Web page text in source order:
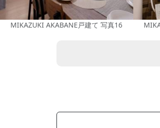
MIKAZUKI AKABANE戸建て 写真16